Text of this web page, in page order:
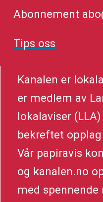
Abonnement
Tips oss
Kanalen er
er medlem av
lokalaviser
bekreftet
Vår papiravis
og kanalen.no
med